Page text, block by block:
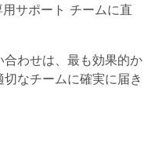
サポート チームに直
わせは、最も効果的か
なチームに確実に届き